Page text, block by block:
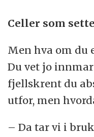
Celler som
Men hva om du
Du vet jo
fjellskrent du
utfor, men
– Da tar vi i